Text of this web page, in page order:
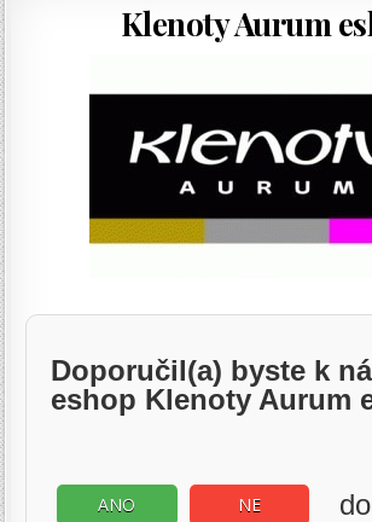
Klenoty Aurum
Doporučil(a) byste k
eshop Klenoty Aurum
ANO NE